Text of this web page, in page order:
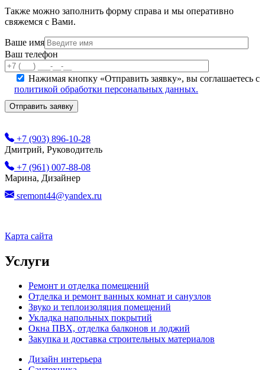
Также можно заполнить форму справа и мы оперативно
свяжемся с Вами.
Ваше имя
Ваш телефон
Нажимая кнопку «Отправить заявку», вы соглашаетесь с
политикой обработки персональных данных.
+7 (903) 896-10-28
Дмитрий, Руководитель
+7 (961) 007-88-08
Марина, Дизайнер
sremont44@yandex.ru
Карта сайта
Услуги
Ремонт и отделка помещений
Отделка и ремонт ванных комнат и санузлов
Звуко и теплоизоляция помещений
Укладка напольных покрытий
Окна ПВХ, отделка балконов и лоджий
Закупка и доставка строительных материалов
Дизайн интерьера